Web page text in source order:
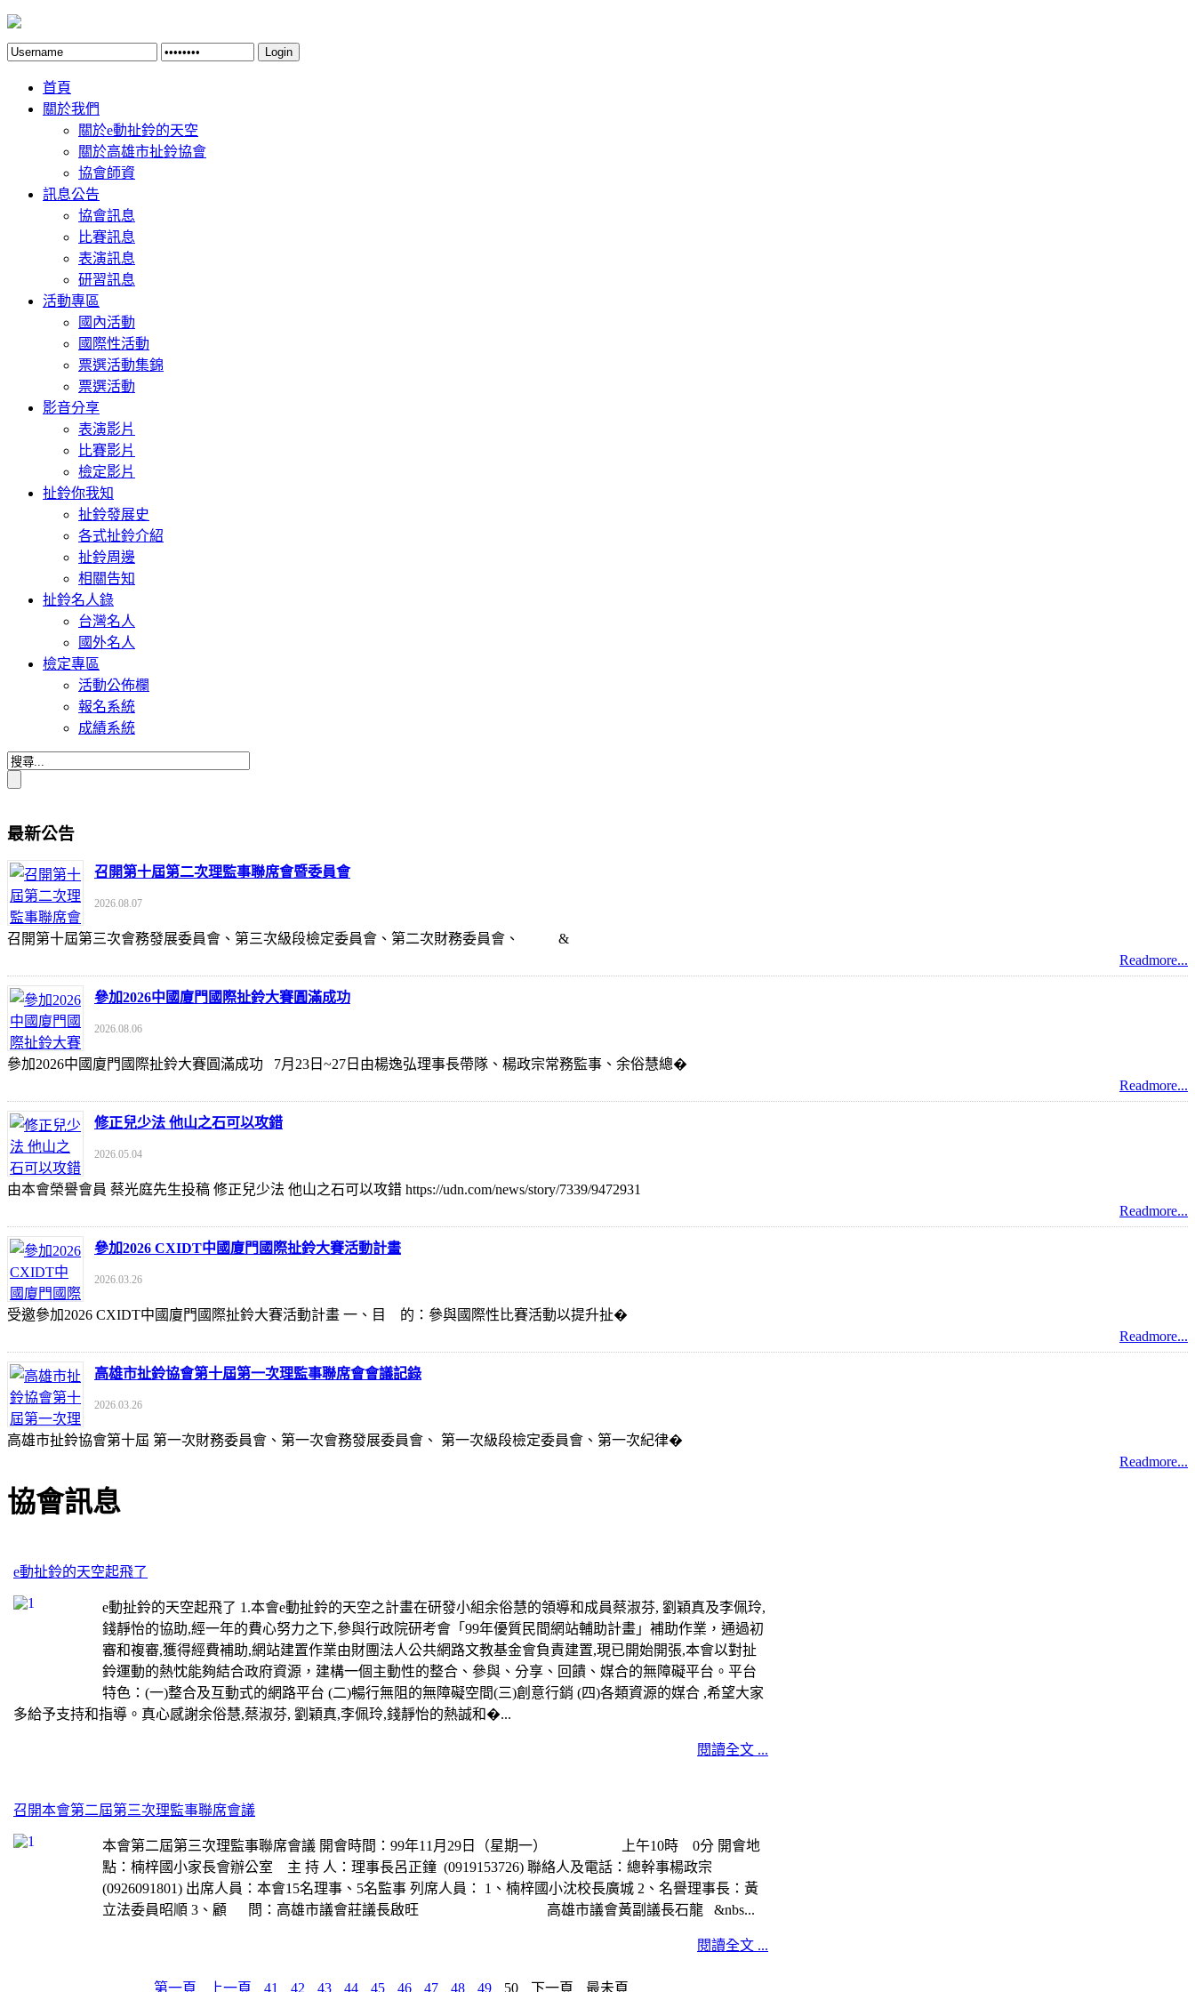
Login
首頁
關於我們
關於e動扯鈴的天空
關於高雄市扯鈴協會
協會師資
訊息公告
協會訊息
比賽訊息
表演訊息
研習訊息
活動專區
國內活動
國際性活動
票選活動集錦
票選活動
影音分享
表演影片
比賽影片
檢定影片
扯鈴你我知
扯鈴發展史
各式扯鈴介紹
扯鈴周邊
相關告知
扯鈴名人錄
台灣名人
國外名人
檢定專區
活動公佈欄
報名系統
成績系統
最新公告
召開第十屆第二次理監事聯席會暨委員會
2026.08.07
召開第十屆第三次會務發展委員會、第三次級段檢定委員會、第二次財務委員會、 &
Readmore...
參加2026中國廈門國際扯鈴大賽圓滿成功
2026.08.06
參加2026中國廈門國際扯鈴大賽圓滿成功 7月23日~27日由楊逸弘理事長帶隊、楊政宗常務監事、余俗慧總�
Readmore...
修正兒少法 他山之石可以攻錯
2026.05.04
由本會榮譽會員 蔡光庭先生投稿 修正兒少法 他山之石可以攻錯 https://udn.com/news/story/7339/9472931
Readmore...
參加2026 CXIDT中國廈門國際扯鈴大賽活動計畫
2026.03.26
受邀參加2026 CXIDT中國廈門國際扯鈴大賽活動計畫 一、目 的：參與國際性比賽活動以提升扯�
Readmore...
高雄市扯鈴協會第十屆第一次理監事聯席會會議記錄
2026.03.26
高雄市扯鈴協會第十屆 第一次財務委員會、第一次會務發展委員會、 第一次級段檢定委員會、第一次紀律�
Readmore...
協會訊息
e動扯鈴的天空起飛了
e動扯鈴的天空起飛了 1.本會e動扯鈴的天空之計畫在研發小組余俗慧的領導和成員蔡淑芬, 劉穎真及李佩玲,
錢靜怡的協助,經一年的費心努力之下,參與行政院研考會「99年優質民間網站輔助計畫」補助作業，通過初
審和複審,獲得經費補助,網站建置作業由財團法人公共網路文教基金會負責建置,現已開始開張,本會以對扯
鈴運動的熱忱能夠結合政府資源，建構一個主動性的整合、參與、分享、回饋、媒合的無障礙平台。平台
特色：(一)整合及互動式的網路平台 (二)暢行無阻的無障礙空間(三)創意行銷 (四)各類資源的媒合 ,希望大家
多給予支持和指導。真心感謝余俗慧,蔡淑芬, 劉穎真,李佩玲,錢靜怡的熱誠和�...
閱讀全文 ...
召開本會第二屆第三次理監事聯席會議
本會第二屆第三次理監事聯席會議 開會時間：99年11月29日（星期一） 上午10時 0分 開會地
點：楠梓國小家長會辦公室 主 持 人：理事長呂正鐘 (0919153726) 聯絡人及電話：總幹事楊政宗
(0926091801) 出席人員：本會15名理事、5名監事 列席人員： 1、楠梓國小沈校長廣城 2、名譽理事長：黃
立法委員昭順 3、顧 問：高雄市議會莊議長啟旺 高雄市議會黃副議長石龍 &nbs...
閱讀全文 ...
第一頁 上一頁 41 42 43 44 45 46 47 48 49 50 下一頁 最未頁